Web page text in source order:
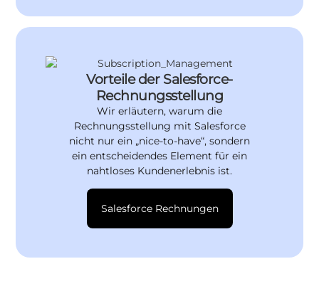
Vorteile der Salesforce-
Rechnungsstellung
Wir erläutern, warum die
Rechnungsstellung mit Salesforce
nicht nur ein „nice-to-have“, sondern
ein entscheidendes Element für ein
nahtloses Kundenerlebnis ist.
Salesforce Rechnungen